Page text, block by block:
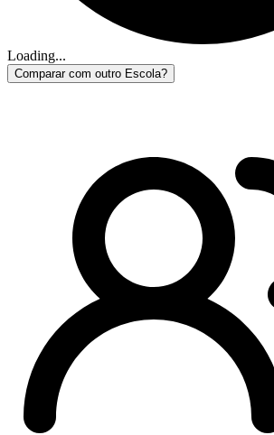
Loading...
Comparar com outro Escola?